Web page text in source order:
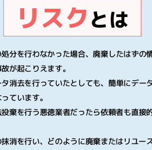
リスクとは
分を行わなかった場合、廃棄したはずの
が起こりえます｡
消去を行っていたとしても、簡単にデー
ています｡
棄を行う悪徳業者だったら依頼者も直接
消を行い、どのように廃棄またはリユース